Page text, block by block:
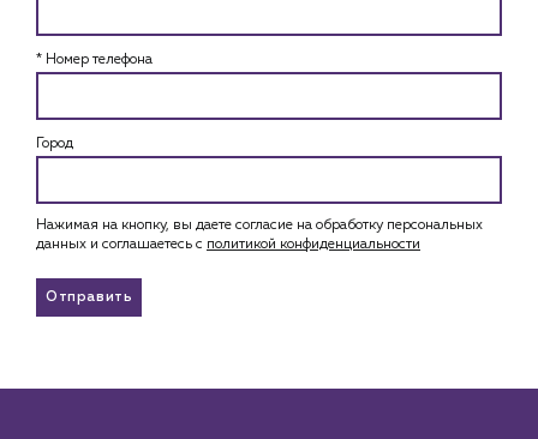
* Номер телефона
Город
Нажимая на кнопку, вы даете согласие на обработку персональных
данных и соглашаетесь c политикой конфиденциальности
Отправить